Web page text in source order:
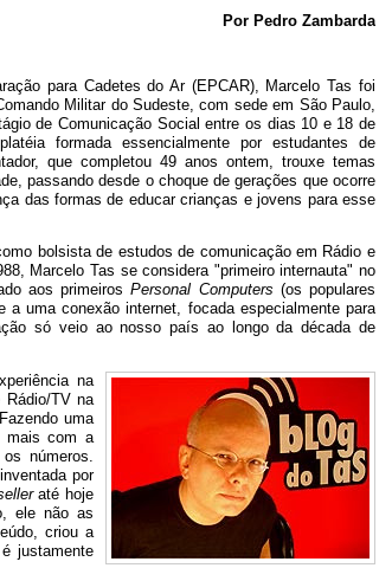
Por Pedro Zambarda
para Cadetes do Ar (EPCAR), Marcelo Tas foi
Militar do Sudeste, com sede em São Paulo,
de Comunicação Social entre os dias 10 e 18 de
formada essencialmente por estudantes de
que completou 49 anos ontem, trouxe temas
passando desde o choque de gerações que ocorre
das formas de educar crianças e jovens para esse
bolsista de estudos de comunicação em Rádio e
Marcelo Tas se considera "primeiro internauta" no
aos primeirosPersonal Computers (os populares
a uma conexão internet, focada especialmente para
só veio ao nosso país ao longo da década de
na
Rádio/TV na
uma
mais com a
números.
por
até hoje
ele não as
criou a
justamente